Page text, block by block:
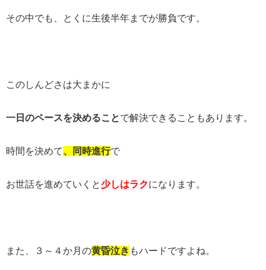
その中でも、とくに生後半年までが勝負です。
このしんどさは大まかに
一日のペースを決めることで解決できることもあります。
時間を決めて、同時進行で
お世話を進めていくと少しはラクになります。
また、３～４か月の黄昏泣き もハードですよね。